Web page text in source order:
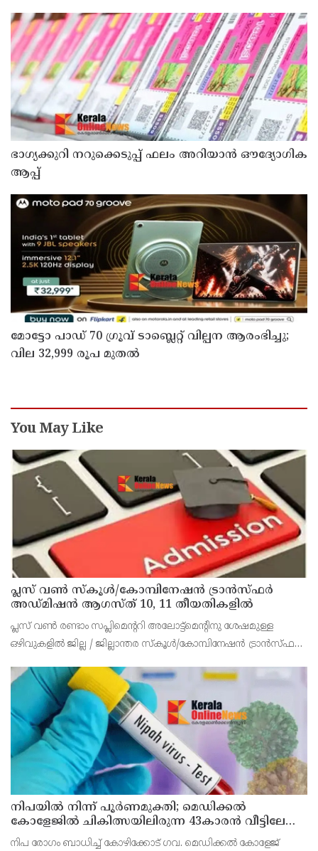
മടങ്ങി
ഭാഗ്യക്കുറി നറുക്കെടുപ്പ് ഫലം അറിയാൻ ഔദ്യോഗിക
ആപ്പ്
മോട്ടോ പാഡ് 70 ഗ്രൂവ് ടാബ്ലെറ്റ് വില്പന ആരംഭിച്ചു;
വില 32,999 രൂപ മുതൽ
You May Like
പ്ലസ് വൺ സ്‌കൂൾ/കോമ്പിനേഷൻ ട്രാൻസ്ഫർ
അഡ്മിഷൻ ആഗസ്ത് 10, 11 തീയതികളിൽ
പ്ലസ് വൺ രണ്ടാം സപ്ലിമെന്ററി അലോട്ട്‌മെന്റിനു ശേഷമുള്ള
ഒഴിവുകളിൽ ജില്ല / ജില്ലാന്തര സ്‌കൂൾ/കോമ്പിനേഷൻ ട്രാൻസ്ഫർ
വൈകിട്ട് 4 മണി വരെ നൽകിയിരുന്നു
നിപയിൽ നിന്ന് പൂർണമുക്തി; മെഡിക്കൽ
കോളേജിൽ ചികിത്സയിലിരുന്ന 43കാരൻ വീട്ടിലേക്ക്
മടങ്ങി
നിപ രോഗം ബാധിച്ച് കോഴിക്കോട് ഗവ. മെഡിക്കൽ കോളേജ്